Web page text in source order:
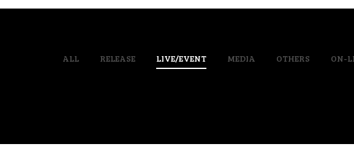
ALL RELEASE LIVE/EVENT MEDIA OTHERS ON-